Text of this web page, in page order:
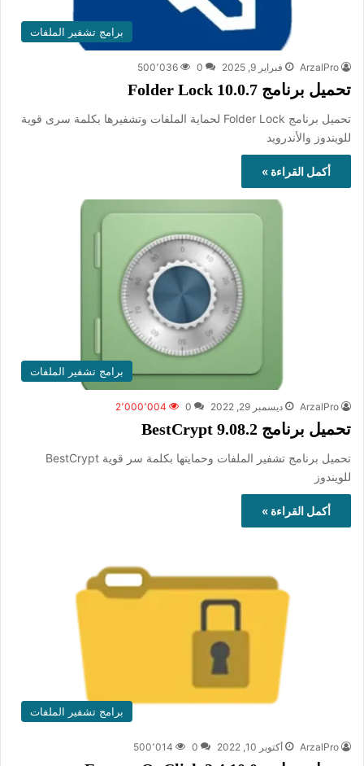
برامج تشفير الملفات
ArzalPro فبراير 9, 2025 0 500٬036
تحميل برنامج Folder Lock 10.0.7
تحميل برنامج Folder Lock لحماية الملفات وتشفيرها بكلمة سرى قوية
للويندوز والأندرويد
أكمل القراءة »
برامج تشفير الملفات
ArzalPro ديسمبر 29, 2022 0 2٬000٬004
تحميل برنامج BestCrypt 9.08.2
تحميل برنامج تشفير الملفات وحمايتها بكلمة سر قوية BestCrypt
للويندوز
أكمل القراءة »
برامج تشفير الملفات
ArzalPro أكتوبر 10, 2022 0 500٬014